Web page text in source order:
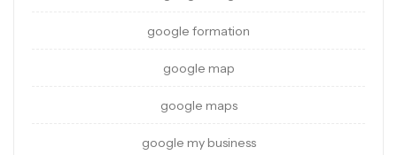
google formation
google map
google maps
google my business